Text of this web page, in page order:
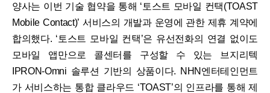
양사는 이번 기술 협약을 통해 ‘토스트 모바일 컨택(TOAST
Mobile Contact)’ 서비스의 개발과 운영에 관한 제휴 계약에
합의했다. ‘토스트 모바일 컨택’은 유선전화의 연결 없이도
모바일 앱만으로 콜센터를 구성할 수 있는 브지리텍
IPRON-Omni 솔루션 기반의 상품이다. NHN엔터테인먼트
가 서비스하는 통합 클라우드 ‘TOAST’의 인프라를 통해 제